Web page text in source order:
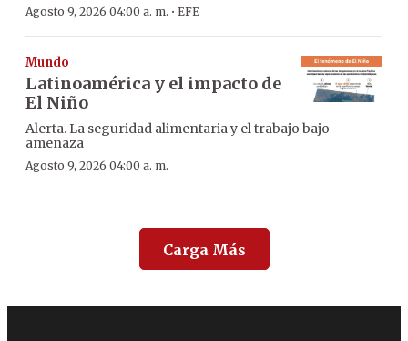
Agosto 9, 2026 04:00 a. m. · EFE
Mundo
Latinoamérica y el impacto de
El Niño
Alerta. La seguridad alimentaria y el trabajo bajo
amenaza
Agosto 9, 2026 04:00 a. m.
Carga Más